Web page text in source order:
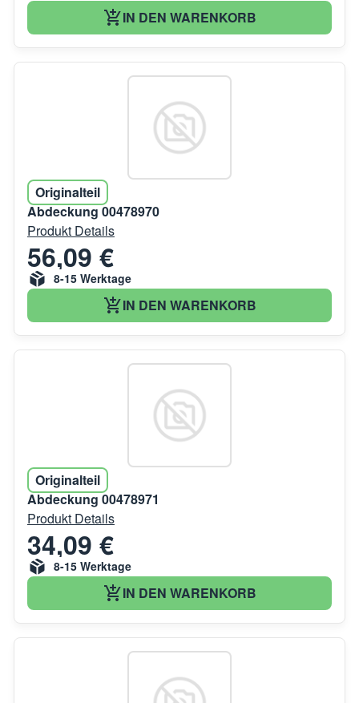
IN DEN WARENKORB
Originalteil
Abdeckung 00478970
Produkt Details
56,09 €
8-15 Werktage
IN DEN WARENKORB
Originalteil
Abdeckung 00478971
Produkt Details
34,09 €
8-15 Werktage
IN DEN WARENKORB